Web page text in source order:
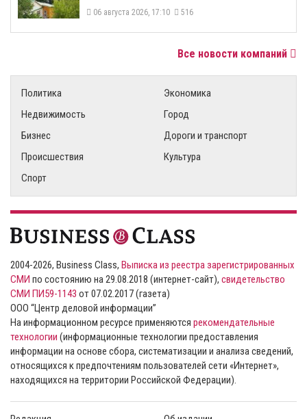
06 августа 2026, 17:10 516
Все новости компаний
Политика
Экономика
Недвижимость
Город
Бизнес
Дороги и транспорт
Происшествия
Культура
Спорт
2004-2026, Business Class, Выписка из реестра зарегистрированных
СМИ по состоянию на 29.08.2018 (интернет-сайт), свидетельство
СМИ ПИ59-1143 от 07.02.2017 (газета)
ООО “Центр деловой информации”
На информационном ресурсе применяются рекомендательные
технологии (информационные технологии предоставления
информации на основе сбора, систематизации и анализа сведений,
относящихся к предпочтениям пользователей сети «Интернет»,
находящихся на территории Российской Федерации).